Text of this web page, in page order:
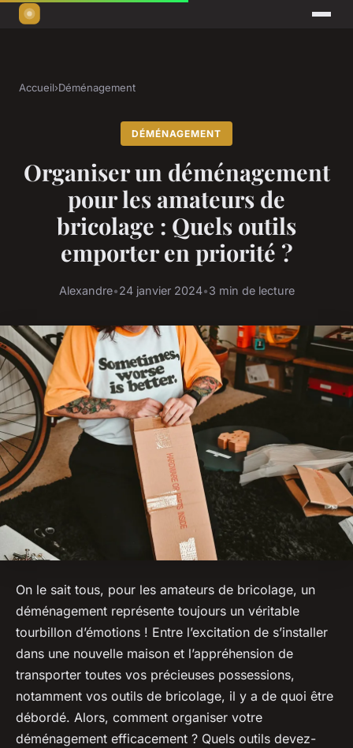
Accueil›Déménagement
DÉMÉNAGEMENT
Organiser un déménagement
pour les amateurs de
bricolage : Quels outils
emporter en priorité ?
Alexandre•24 janvier 2024•3 min de lecture
On le sait tous, pour les amateurs de bricolage, un
déménagement représente toujours un véritable
tourbillon d’émotions ! Entre l’excitation de s’installer
dans une nouvelle maison et l’appréhension de
transporter toutes vos précieuses possessions,
notamment vos outils de bricolage, il y a de quoi être
débordé. Alors, comment organiser votre
déménagement efficacement ? Quels outils devez-